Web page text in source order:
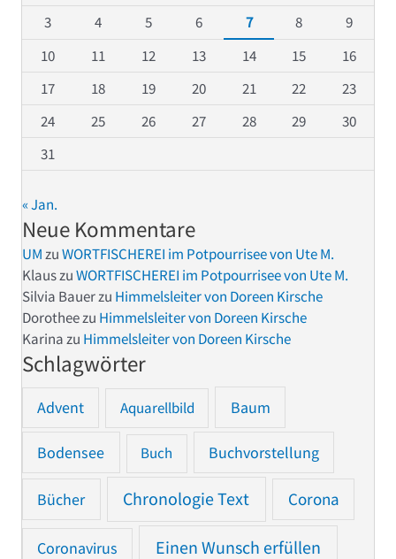
3
4 5 6 7 8
9
10
11 12 13 14 15
16
17
18 19 20 21 22
23
24
25 26 27 28 29
30
31
« Jan.
Neue Kommentare
UMzuWORTFISCHEREI im Potpourrisee von Ute M.
KlauszuWORTFISCHEREI im Potpourrisee von Ute M.
Silvia Bauerzu Himmelsleiter von Doreen Kirsche
Dorotheezu Himmelsleiter von Doreen Kirsche
Karinazu Himmelsleiter von Doreen Kirsche
Schlagwörter
Advent Aquarellbild Baum
Bodensee Buch Buchvorstellung
Bücher Chronologie Text Corona
Coronavirus Einen Wunsch erfüllen